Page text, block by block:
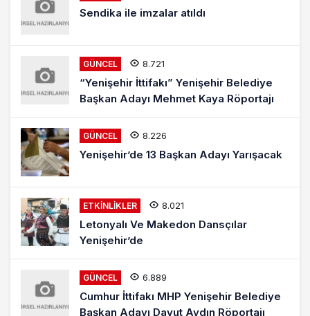
Sendika ile imzalar atıldı
GÜNCEL 8.721
“Yenişehir İttifakı” Yenişehir Belediye
Başkan Adayı Mehmet Kaya Röportajı
GÜNCEL 8.226
Yenişehir’de 13 Başkan Adayı Yarışacak
ETKINLIKLER 8.021
Letonyalı Ve Makedon Dansçılar
Yenişehir’de
GÜNCEL 6.889
Cumhur İttifakı MHP Yenişehir Belediye
Başkan Adayı Davut Aydın Röportajı